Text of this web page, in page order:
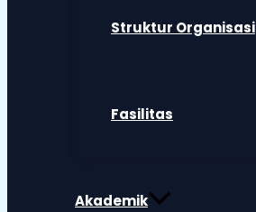
Struktur Organisasi
Fasilitas
Akademik